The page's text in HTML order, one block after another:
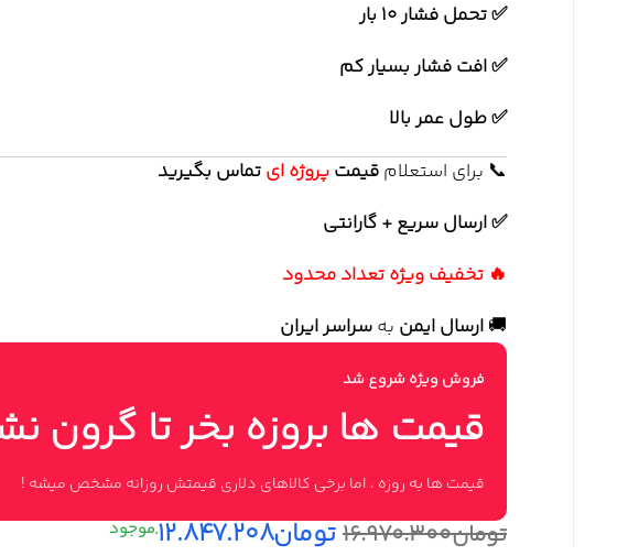
✅ تحمل فشار 10 بار
✅ افت فشار بسیار کم
✅ طول عمر بالا
📞 برای استعلامقیمتپروژه ایتماس بگیرید
✅ ارسال سریع + گارانتی
🔥 تخفیف ویژه تعداد محدود
🚚ارسال ایمن بهسراسر ایران
فروش ویژه شروع شد
قیمت ها بروزه بخر تا گرون
قیمت ها به روزه ، اما برخی کالاهای دلاری قیمتش روزانه مشخص میشه !
تومان۱۶.۹۷۰.۳۰۰تومان۱۲.۸۴۷.۲۰۸